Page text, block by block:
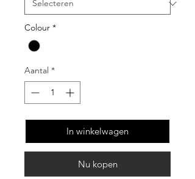
Colour *
Aantal *
In winkelwagen
Nu kopen